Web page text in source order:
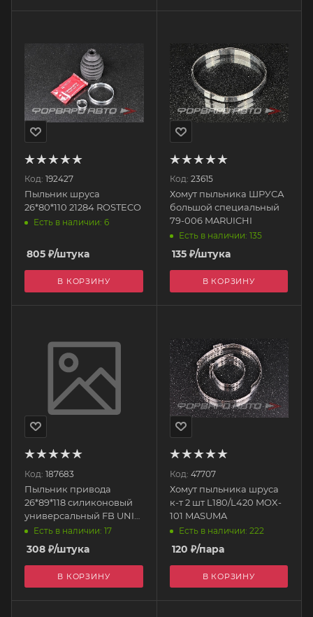
Код: 192427
Пыльник шруса
26*80*110 21284 ROSTECO
Есть в наличии: 6
805 ₽/штука
В КОРЗИНУ
Код: 23615
Хомут пыльника ШРУСА
большой специальный
79-006 MARUICHI
Есть в наличии: 135
135₽/штука
В КОРЗИНУ
Код: 187683
Пыльник привода
26*89*118 силиконовый
универсальный FB UNI
110 C-1745 CARUM
Есть в наличии: 17
308 ₽/штука
В КОРЗИНУ
Код: 47707
Хомут пыльника шруса
к-т 2 шт L180/L420 MOX-
101 MASUMA
Есть в наличии: 222
120 ₽/пара
В КОРЗИНУ